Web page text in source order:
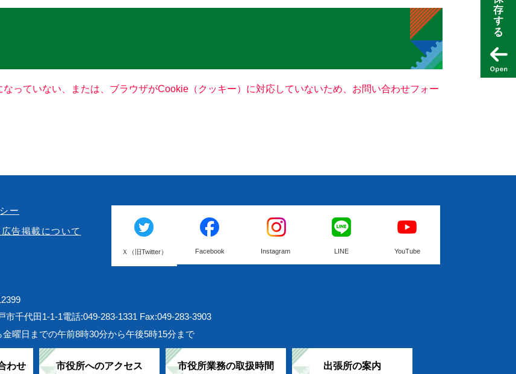
っていない、または、ブラウザがCookie（クッキー）に対応していないため、お問い合わせフォー
ー
告掲載について
Ｘ（旧Twitter） Facebook Instagram LINE YouTube
市千代田1-1-1電話:049-283-1331 Fax:049-283-3903
曜日までの午前8時30分から午後5時15分まで
わせ 市役所へのアクセス 市役所業務の取扱時間 出張所の案内